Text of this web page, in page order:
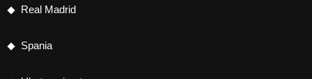
Real Madrid
Spania